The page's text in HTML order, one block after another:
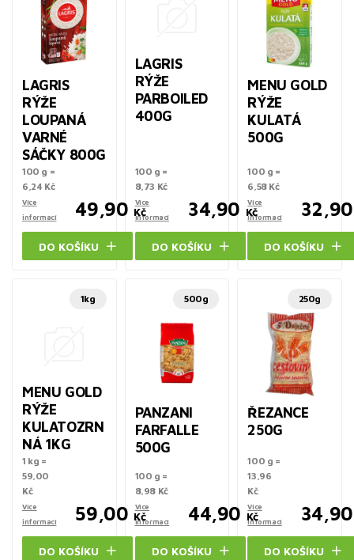
LAGRIS
RÝŽE
LOUPANÁ
VARNÉ
SÁČKY 800G
100 g =
6,24 Kč
Více
informací
49,90 Kč
DO KOŠÍKU
LAGRIS
RÝŽE
PARBOILED
400G
100 g =
8,73 Kč
Více
informací
34,90 Kč
DO KOŠÍKU
MENU GOLD
RÝŽE
KULATÁ
500G
100 g =
6,58 Kč
Více
informací
32,90
DO KOŠÍKU
1kg
MENU GOLD
RÝŽE
KULATOZRN
NÁ 1KG
1 kg =
59,00
Kč
Více
informací
59,00 Kč
DO KOŠÍKU
500g
PANZANI
FARFALLE
500G
100 g =
8,98 Kč
Více
informací
44,90 Kč
DO KOŠÍKU
250g
ŘEZANCE
250G
100 g =
13,96
Kč
Více
informací
34,90
DO KOŠÍKU